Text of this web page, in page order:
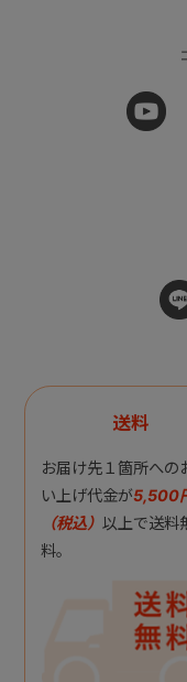
送料
お届け先１箇所への
い上げ代金が5,500
（税込） 以上で送料
料。